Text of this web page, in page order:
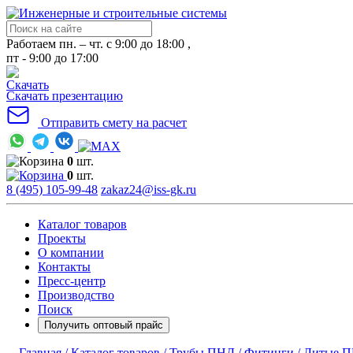
Работаем пн. – чт. с 9:00 до 18:00 ,
пт - 9:00 до 17:00
Скачать презентацию
Отправить смету на расчет
0 шт.
0 шт.
8 (495) 105-99-48 zakaz24@iss-gk.ru
Каталог товаров
Проекты
О компании
Контакты
Пресс-центр
Производство
Поиск
Получить оптовый прайс